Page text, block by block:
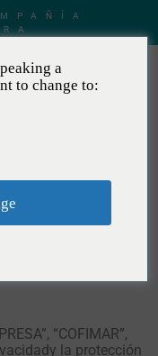
datos
“COFIMAR”,
la protección
a
to change to: